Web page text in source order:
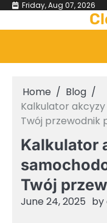
Skip Friday, Aug 07, 2026
Home
Blog
Kalkulator
Twój przewodnik
Kalkulator
Twój
June 24, 2025 by